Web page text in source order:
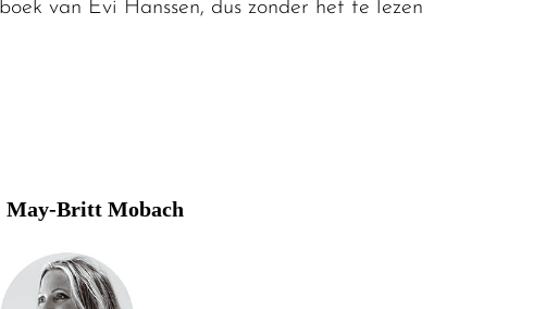
van Evi Hanssen, dus zonder het te lezen
May-Britt Mobach